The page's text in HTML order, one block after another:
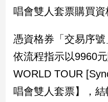
觀
娛
樂
唱會雙人套票購買資
憑資格券「交易序
依流程指示以9960
WORLD TOUR
唱會雙人套票】，